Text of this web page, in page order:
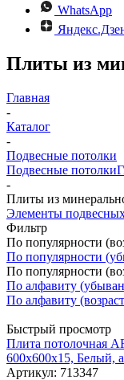
WhatsApp
Плиты из
Главная
-
Каталог
-
Подвесные потолки
Подвесные потолки
-
Плиты из
Элементы
Фильтр
По популярности
По популярности
По популярности
По алфавиту
По алфавиту
Быстрый просмотр
Плита потолочная
600x600x15, Белый,
Артикул: 713347